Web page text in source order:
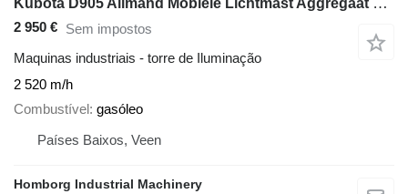
Kubota D905 Allmand Mobiele Lichtmast Aggregaat Light Tower 8.1 meter
2 950 € Sem impostos
Maquinas industriais - torre de Iluminação
2 520 m/h
Combustível gasóleo
Países Baixos, Veen
Homborg Industrial Machinery